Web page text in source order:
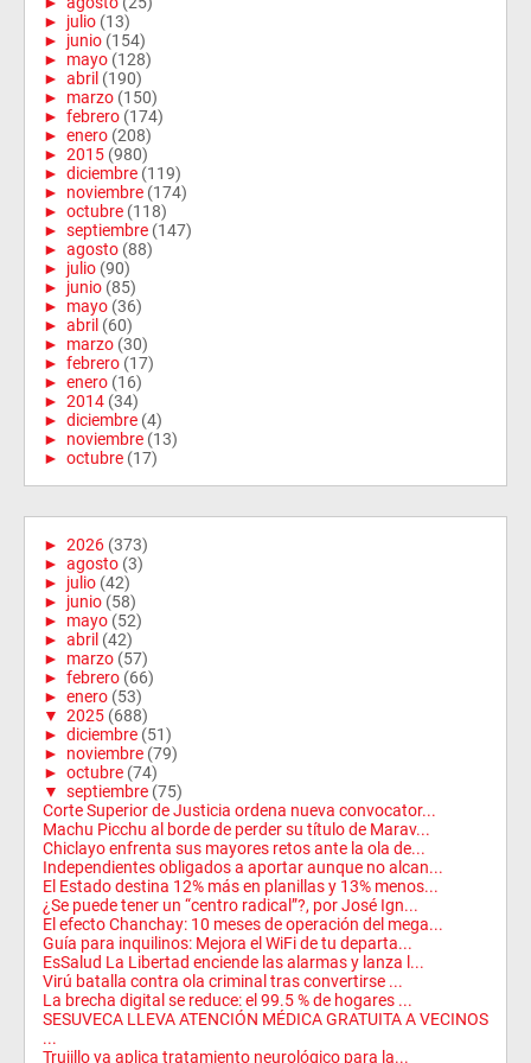
► julio (13)
► junio (154)
► mayo (128)
► abril (190)
► marzo (150)
► febrero (174)
► enero (208)
► 2015 (980)
► diciembre (119)
► noviembre (174)
► octubre (118)
► septiembre (147)
► agosto (88)
► julio (90)
► junio (85)
► mayo (36)
► abril (60)
► marzo (30)
► febrero (17)
► enero (16)
► 2014 (34)
► diciembre (4)
► noviembre (13)
► octubre (17)
► 2026 (373)
► agosto (3)
► julio (42)
► junio (58)
► mayo (52)
► abril (42)
► marzo (57)
► febrero (66)
► enero (53)
▼ 2025 (688)
► diciembre (51)
► noviembre (79)
► octubre (74)
▼ septiembre (75)
Corte Superior de Justicia ordena nueva convocator...
Machu Picchu al borde de perder su título de Marav...
Chiclayo enfrenta sus mayores retos ante la ola de...
Independientes obligados a aportar aunque no alcan...
El Estado destina 12% más en planillas y 13% menos...
¿Se puede tener un “centro radical”?, por José Ign...
El efecto Chanchay: 10 meses de operación del mega...
Guía para inquilinos: Mejora el WiFi de tu departa...
EsSalud La Libertad enciende las alarmas y lanza l...
Virú batalla contra ola criminal tras convertirse ...
La brecha digital se reduce: el 99.5 % de hogares ...
SESUVECA LLEVA ATENCIÓN MÉDICA GRATUITA A VECINOS
...
Trujillo ya aplica tratamiento neurológico para la...